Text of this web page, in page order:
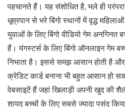
पहचानते हैं। यह संशोधित है, भले ही
धूम्रपान से भरे बिंगो स्थानों में वृद्ध
युवाओं के लिए बिंगो वीडियो गेम अनगिनत
हैं। यंगस्टर्स के लिए बिंगो ऑनलाइन गेम
निभाता है। इससे समझ आसान होती है
क्रेडिट कार्ड बनाना भी बहुत आसान हो
वेबसाइटें हैं जहां खिलाड़ी अपनी खुद की
शायद बच्चों के लिए सबसे ज्यादा पसंद